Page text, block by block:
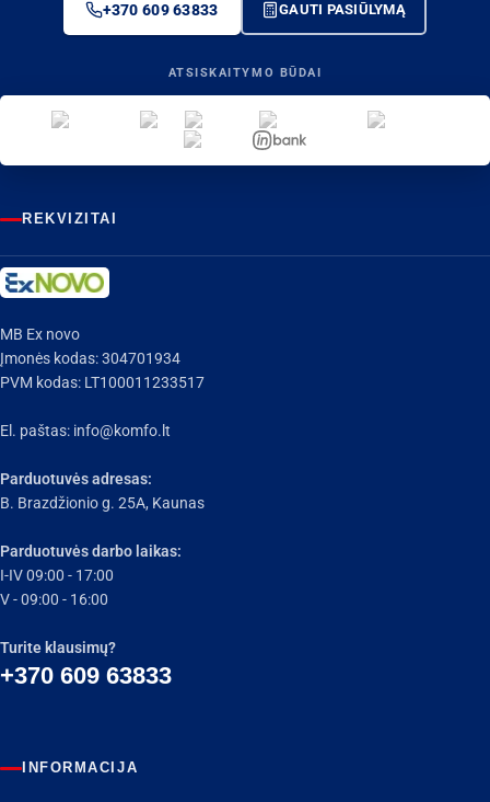
+370 609 63833 GAUTI PASIŪLYMĄ
ATSISKAITYMO BŪDAI
REKVIZITAI
MB Ex novo
Įmonės kodas: 304701934
PVM kodas: LT100011233517
El. paštas: info@komfo.lt
Parduotuvės adresas:
B. Brazdžionio g. 25A, Kaunas
Parduotuvės darbo laikas:
I-IV 09:00 - 17:00
V - 09:00 - 16:00
Turite klausimų?
+370 609 63833
INFORMACIJA